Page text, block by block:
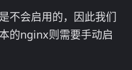
不会启用的，因此我们
的nginx则需要手动启